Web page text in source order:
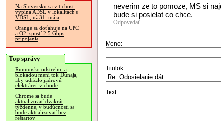
Na Slovensku sa v tichosti
vypína ADSL v lokalitách s
VDSL, už 31. mája
Orange sa doťahuje na UPC
a O2, spustí 2.5 Gbps
pripojenie
Top správy
Rumunsko odstrelmi a
blokádou mení tok Dunaja,
aby udržalo jadrovú
elektráreň v chode
Chrome sa bude
aktualizovať dvakrát
týždenne, v budúcnosti sa
bude aktualizovať bez
reštartov
neverim ze to pomoze, MS si
bude si posielat co chce.
Odpovedať
Meno:
Titulok:
Text: